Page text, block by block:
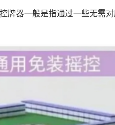
牌器一般是指通过一些无需